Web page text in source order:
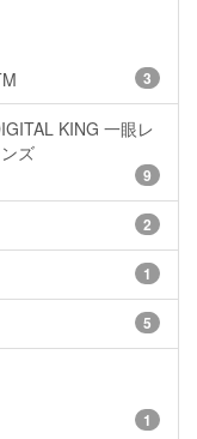
3
KING 一眼レ
ズ
9
2
1
5
1